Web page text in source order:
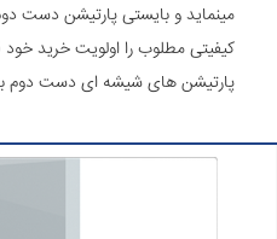
مینماید و بایستی پارتیشن دست
کیفیتی مطلوب را اولویت خرید خود
پارتیشن های شیشه ای دست دوم